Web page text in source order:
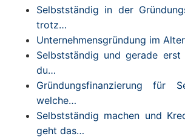
Selbstständig in der
trotz…
Unternehmensgründung im Alter
Selbstständig und gerade
du…
Gründungsfinanzierung für
welche…
Selbstständig machen und
geht das…